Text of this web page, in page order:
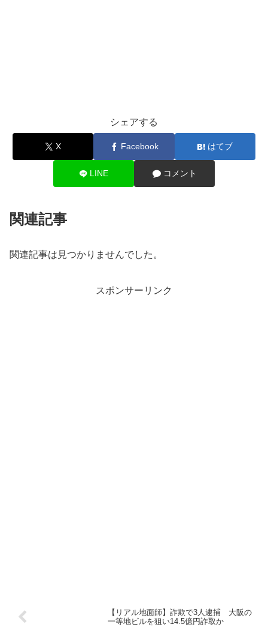
シェアする
X Facebook はてブ
LINE コメント
関連記事
関連記事は見つかりませんでした。
スポンサーリンク
【リアル地面師】詐欺で3人逮捕 大阪の
一等地ビルを狙い14.5億円詐取か